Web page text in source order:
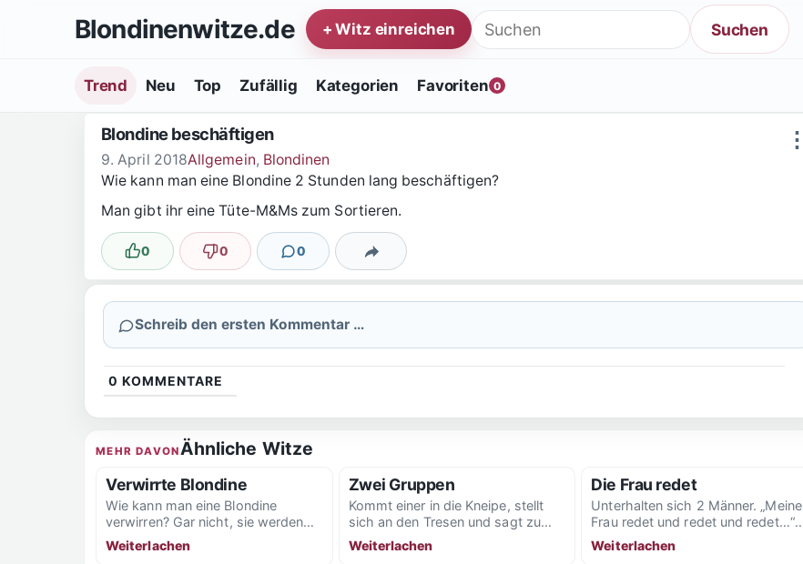
Zum Inhalt springenBlondinenwitze.de Suche nach: Suchen
+ Witz einreichen
Trend Neu Top Zufällig Kategorien Favoriten 0
⋮
Blondine beschäftigen
9. April 2018Allgemein, Blondinen
Wie kann man eine Blondine 2 Stunden lang beschäftigen?
Man gibt ihr eine Tüte-M&Ms zum Sortieren.
Lustig
0 Nicht lustig
0 0
KommentareTeilen
Schreib den ersten Kommentar …
0 KOMMENTARE
MEHR DAVONÄhnliche Witze
Verwirrte Blondine
Wie kann man eine Blondine
verwirren? Gar nicht, sie werden
schon so geboren.
Weiterlachen
Zwei Gruppen
Kommt einer in die Kneipe, stellt
sich an den Tresen und sagt zu
den Leuten auf der linken...
Weiterlachen
Die Frau redet
Unterhalten sich 2 Männer. „Meine
Frau redet und redet und redet…“
„Worüber denn?“ „Das sagt sie
nicht!“
Weiterlachen